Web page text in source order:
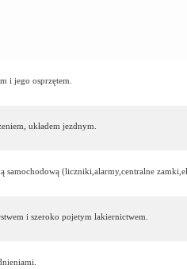
i jego osprzętem.
układem jezdnym.
samochodową (liczniki,alarmy,centralne
i szeroko pojetym lakiernictwem.